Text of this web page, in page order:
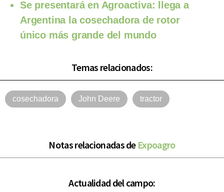
Se presentará en Agroactiva: llega a
Argentina la cosechadora de rotor
único más grande del mundo
Temas relacionados:
cosechadora John Deere tractor
Notas relacionadas de Expoagro
Actualidad del campo: